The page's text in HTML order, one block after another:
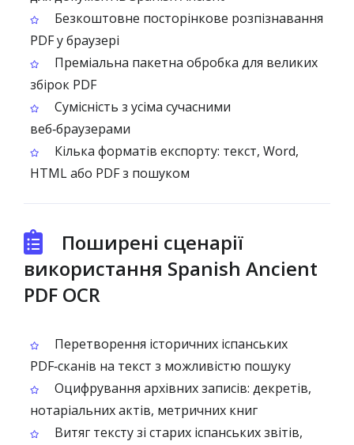
Безкоштовне посторінкове розпізнавання
PDF у браузері
Преміальна пакетна обробка для великих
збірок PDF
Сумісність з усіма сучасними
веб‑браузерами
Кілька форматів експорту: текст, Word,
HTML або PDF з пошуком
Поширені сценарії
використання Spanish Ancient
PDF OCR
Перетворення історичних іспанських
PDF‑сканів на текст з можливістю пошуку
Оцифрування архівних записів: декретів,
нотаріальних актів, метричних книг
Витяг тексту зі старих іспанських звітів,